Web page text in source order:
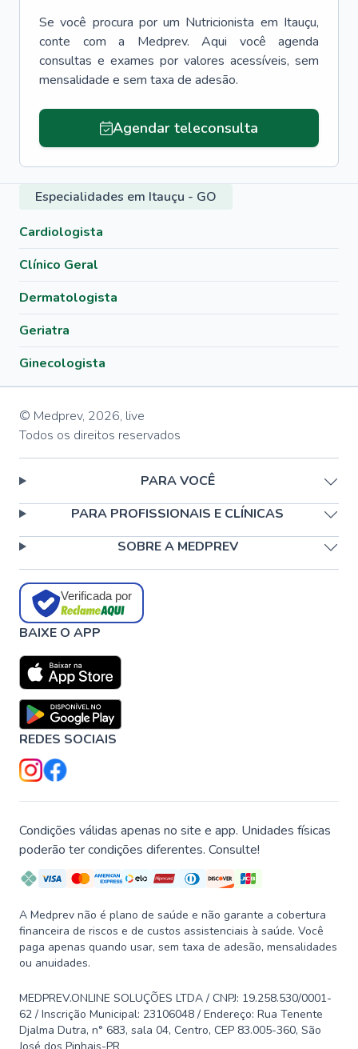
Se você procura por um Nutricionista em Itauçu,
conte com a Medprev. Aqui você agenda
consultas e exames por valores acessíveis, sem
mensalidade e sem taxa de adesão.
Agendar teleconsulta
Especialidades em Itauçu - GO
Cardiologista
Clínico Geral
Dermatologista
Geriatra
Ginecologista
© Medprev, 2026, live
Todos os direitos reservados
PARA VOCÊ
PARA PROFISSIONAIS E CLÍNICAS
SOBRE A MEDPREV
Verificada por
BAIXE O APP
REDES SOCIAIS
Condições válidas apenas no site e app. Unidades físicas
poderão ter condições diferentes. Consulte!
A Medprev não é plano de saúde e não garante a cobertura
financeira de riscos e de custos assistenciais à saúde. Você
paga apenas quando usar, sem taxa de adesão, mensalidades
ou anuidades.
MEDPREV.ONLINE SOLUÇÕES LTDA / CNPJ: 19.258.530/0001-
62 / Inscrição Municipal: 23106048 / Endereço: Rua Tenente
Djalma Dutra, n° 683, sala 04, Centro, CEP 83.005-360, São